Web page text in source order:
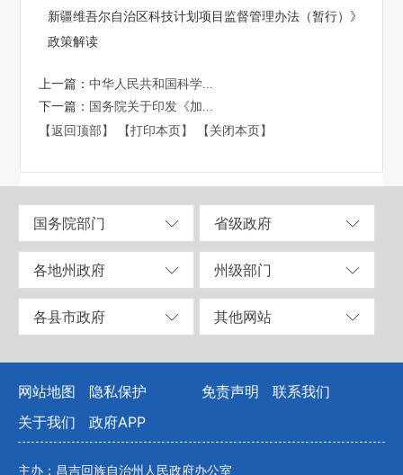
新疆维吾尔自治区科技计划项目监督管理办法（暂行）》
政策解读
上一篇：中华人民共和国科学...
下一篇： 国务院关于印发《加...
【返回顶部】
【打印本页】 【关闭本页】
国务院部门 省级政府
各地州政府 州级部门
各县市政府 其他网站
网站地图 隐私保护 免责声明
联系我们
关于我们
政府APP
主办：昌吉回族自治州人民政府办公室